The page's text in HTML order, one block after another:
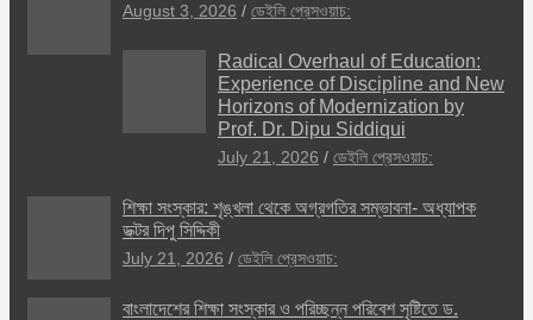
August 3, 2026 ডেইলি প্রেসওয়াচ:
Radical Overhaul of Education:
Experience of Discipline and New
Horizons of Modernization by
Prof. Dr. Dipu Siddiqui
July 21, 2026 ডেইলি প্রেসওয়াচ:
শিক্ষা সংস্কার: শৃঙ্খলা থেকে অগ্রগতির সম্ভাবনা- অধ্যাপক
ডক্টর দিপু সিদ্দিকী
July 21, 2026 ডেইলি প্রেসওয়াচ:
বাংলাদেশের শিক্ষা সংস্কার ও পরিচ্ছন্ন পরিবেশ সৃষ্টিতে ড.